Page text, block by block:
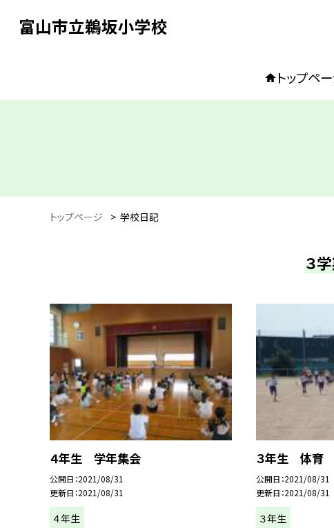
富山市立鵜坂小学校
トップペ
トップページ > 学校日記
３
４年生 学年集会
公開日 2021/08/31
更新日 2021/08/31
４年生
３年生 体育
公開日 2021/08/31
更新日 2021/08/31
３年生